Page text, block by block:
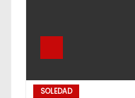
SOLEDAD